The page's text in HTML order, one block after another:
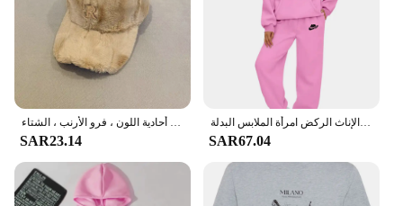
SAR23.14
أزياء المرأة قطعتين مجموعة الشتاء الدافئة هوديس + السراويل البلوفرات بلوزات الإناث الركض امرأة الملابس البدلة
SAR67.04